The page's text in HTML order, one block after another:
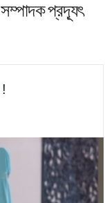
সম্পাদক প্রদ্যূৎ
!